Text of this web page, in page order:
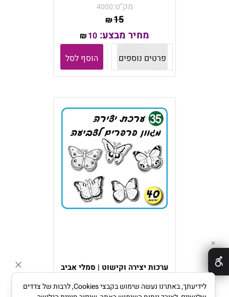
מק"ט:4000
₪15
מחיר מבצע: ₪10
פרטים נוספים
הוסף לסל
ערכות יצירה וקישוט | סמלי אביב
✕
לידיעתך, באתרנו נעשה שימוש בקבצי Cookies, לרבות של צדדים